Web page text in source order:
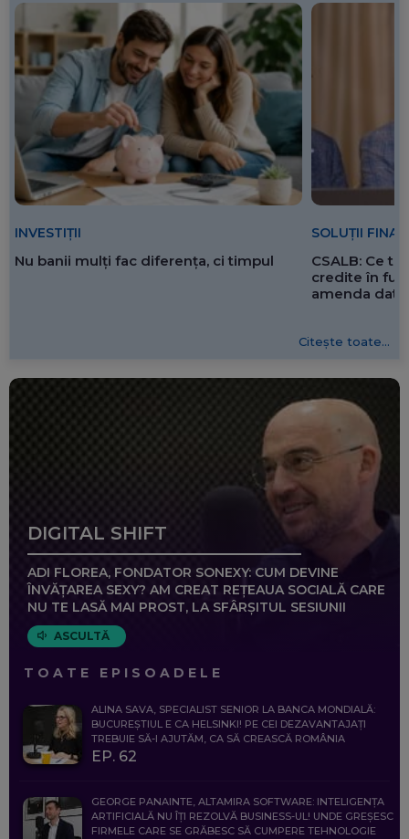
INVESTIȚII
Nu banii mulți fac diferența, ci timpul
SOLUȚII
CSALB: Ce
credite în
amenda
Citește toate...
DIGITAL SHIFT
ADI FLOREA, FONDATOR SONEXY: CUM DEVINE
ÎNVĂȚAREA SEXY? AM CREAT REȚEAUA SOCIALĂ CARE
NU TE LASĂ MAI PROST, LA SFÂRȘITUL SESIUNII
ASCULTĂ
TOATE EPISOADELE
ALINA SAVA, SPECIALIST SENIOR LA BANCA MONDIALĂ:
BUCUREȘTIUL E CA HELSINKI! PE CEI DEZAVANTAJAȚI
TREBUIE SĂ-I AJUTĂM, CA SĂ CREASCĂ ROMÂNIA
EP. 62
GEORGE PANAINTE, ALTAMIRA SOFTWARE: INTELIGENȚA
ARTIFICIALĂ NU ÎȚI REZOLVĂ BUSINESS-UL! UNDE GREȘESC
FIRMELE CARE SE GRĂBESC SĂ CUMPERE TEHNOLOGIE